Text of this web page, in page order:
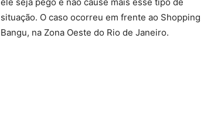
situação. O caso ocorreu em frente ao Shopping
Bangu, na Zona Oeste do Rio de Janeiro.